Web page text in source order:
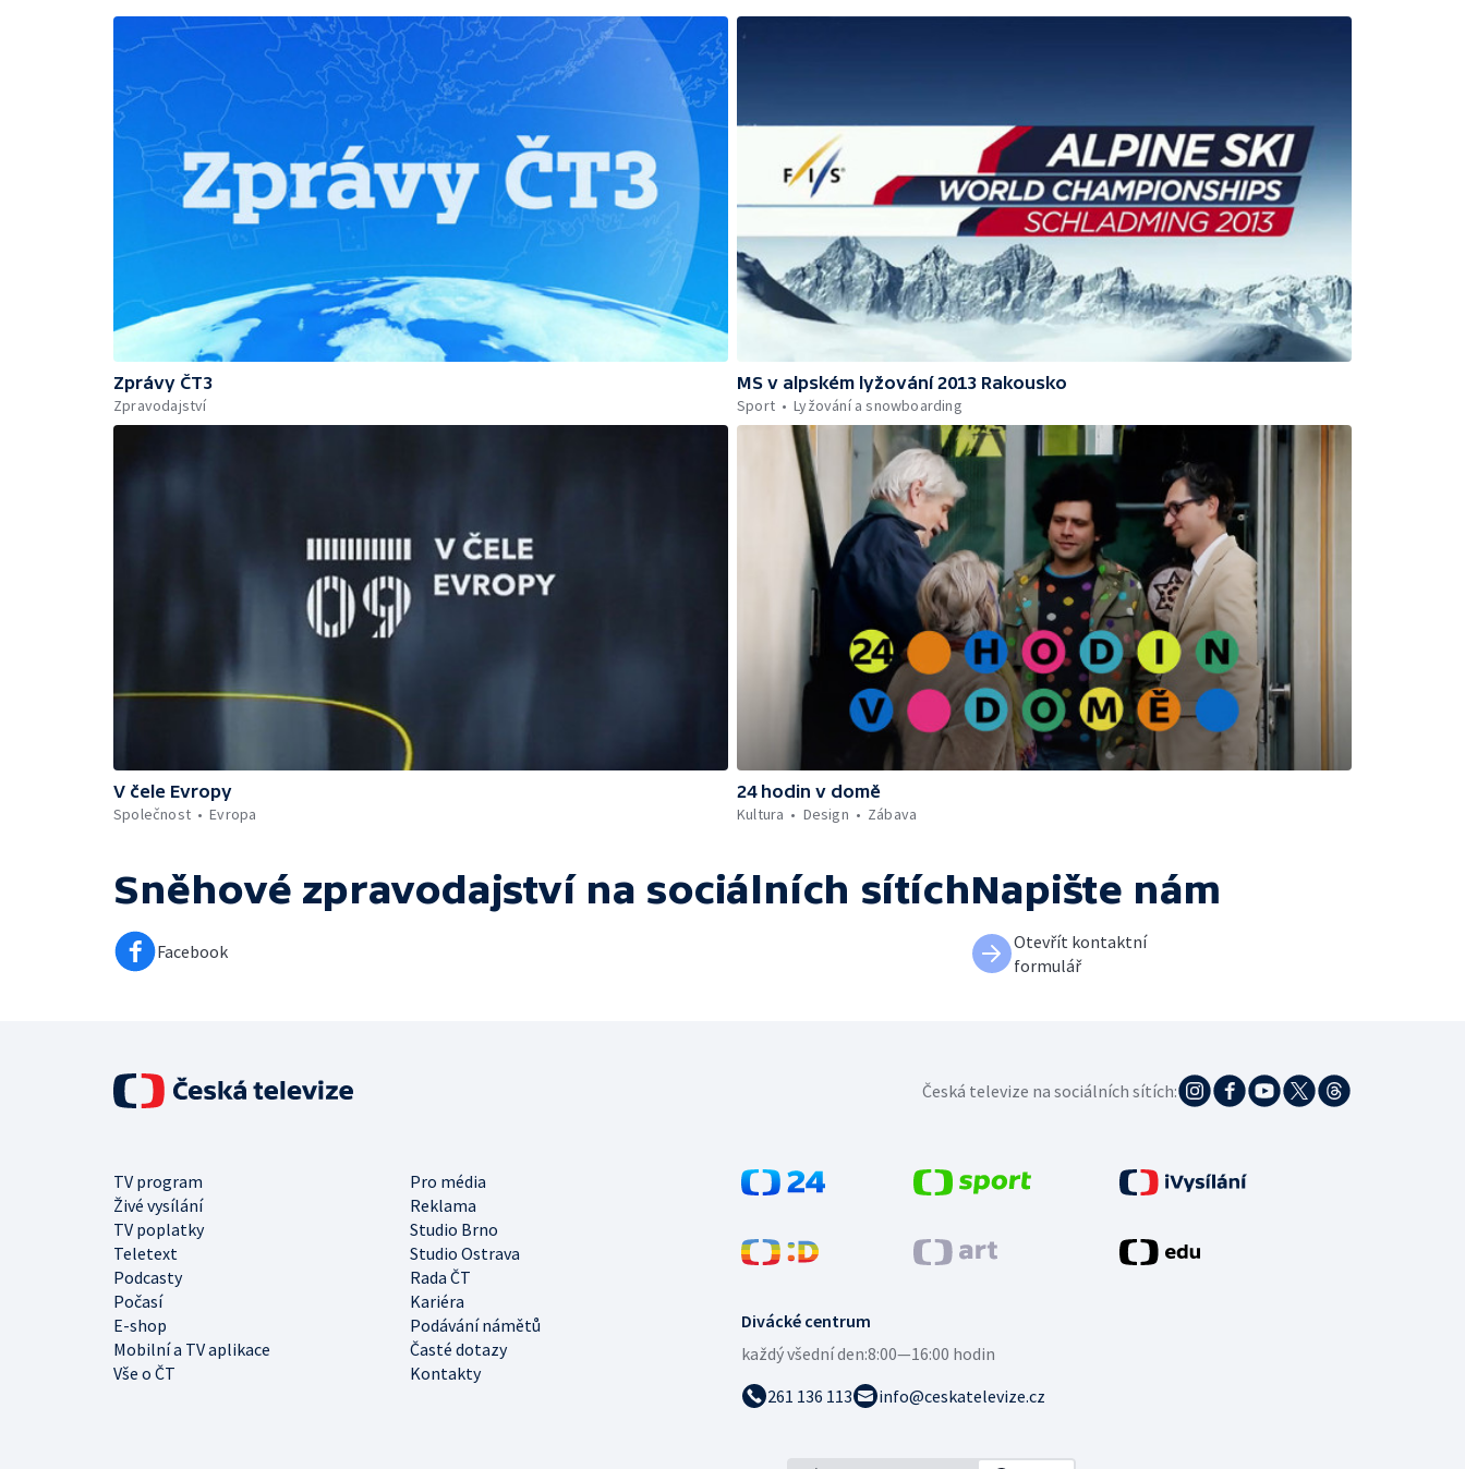
Zprávy ČT3
Zpravodajství
MS v alpském lyžování 2013 Rakousko
Sport
Lyžování a snowboarding
V čele Evropy
Společnost
Evropa
24 hodin v domě
Kultura
Design Zábava
Sněhové zpravodajství na sociálních sítích
Facebook
Napište nám
Otevřít kontaktní
formulář
Divácké centrum
každý všední den:8:00—16:00 hodin
261 136 113
info@ceskatelevize.cz
TV program
Pro média
Živé vysílání
Reklama
TV poplatky
Studio Brno
Teletext
Studio Ostrava
Podcasty
Rada ČT
Počasí
Kariéra
E-shop
Podávání námětů
Mobilní a TV aplikace
Časté dotazy
Vše o ČT
Kontakty
Česká televize na sociálních sítích: